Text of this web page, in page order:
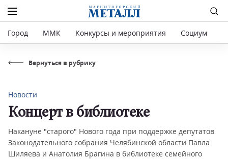
Город ММК Конкурсы и мероприятия Социум
Вернуться в рубрику
Новости
Концерт в библиотеке
Накануне "старого" Нового года при поддержке депутатов
Законодательного собрания Челябинской области Павла
Шиляева и Анатолия Брагина в библиотеке семейного